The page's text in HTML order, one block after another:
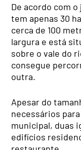
De acordo com
tem apenas 30
cerca de 100
largura e está
sobre o vale do
consegue
outra.
Apesar do
necessários
municipal, duas
edifícios